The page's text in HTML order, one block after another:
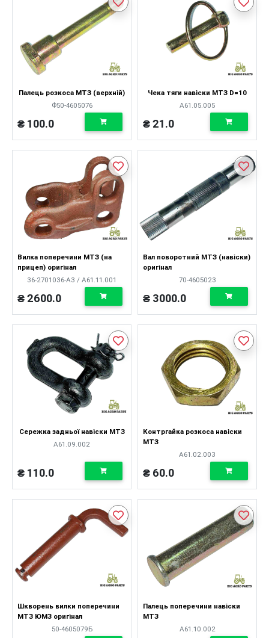
Палець розкоса МТЗ (верхній)
Ф50-4605076
₴ 100.0
Чека тяги навіски МТЗ D=10
А61.05.005
₴ 21.0
Вилка поперечини МТЗ (на
прицеп) оригінал
36-2701036-А3 / А61.11.001
₴ 2600.0
Вал поворотний МТЗ (навіски)
оригінал
70-4605023
₴ 3000.0
Сережка задньої навіски МТЗ
А61.09.002
₴ 110.0
Контргайка розкоса навіски
МТЗ
А61.02.003
₴ 60.0
Шкворень вилки поперечини
МТЗ ЮМЗ оригінал
50-4605079Б
Палець поперечини навіски
МТЗ
А61.10.002